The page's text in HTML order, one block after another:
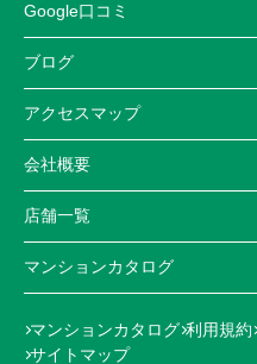
Google口コミ
ブログ
アクセスマップ
会社概要
店舗一覧
マンションカタログ
マンションカタログ 利用規約
サイトマップ